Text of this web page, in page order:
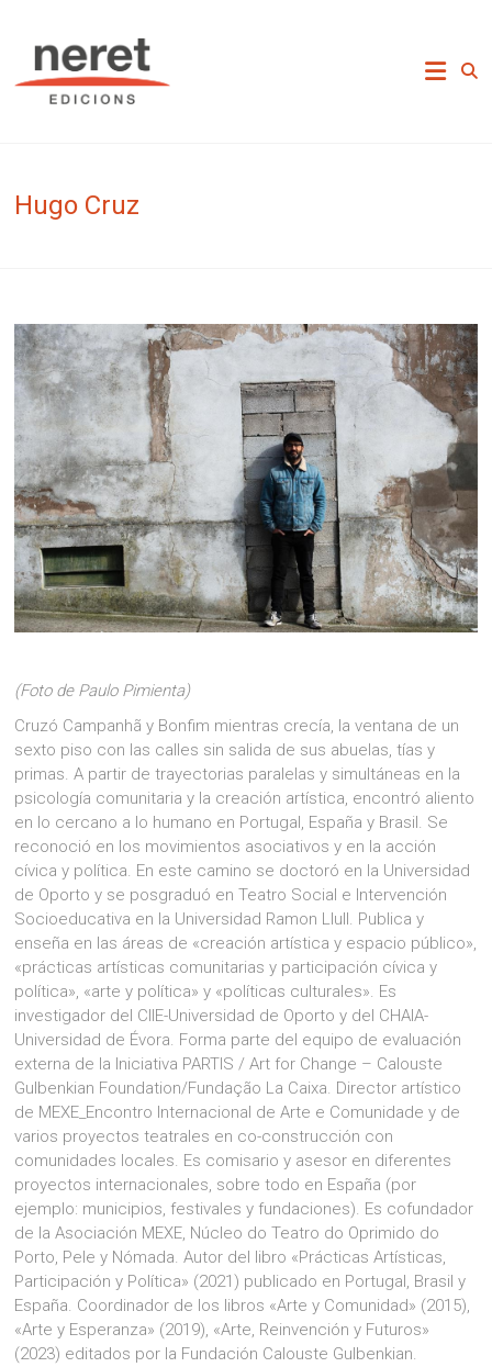
content
Neret Edicions
Hugo Cruz
(Foto de Paulo Pimienta)
Cruzó Campanhã y Bonfim mientras crecía, la ventana de un
sexto piso con las calles sin salida de sus abuelas, tías y
primas. A partir de trayectorias paralelas y simultáneas en la
psicología comunitaria y la creación artística, encontró aliento
en lo cercano a lo humano en Portugal, España y Brasil. Se
reconoció en los movimientos asociativos y en la acción
cívica y política. En este camino se doctoró en la Universidad
de Oporto y se posgraduó en Teatro Social e Intervención
Socioeducativa en la Universidad Ramon Llull. Publica y
enseña en las áreas de «creación artística y espacio público»,
«prácticas artísticas comunitarias y participación cívica y
política», «arte y política» y «políticas culturales». Es
investigador del CIIE-Universidad de Oporto y del CHAIA-
Universidad de Évora. Forma parte del equipo de evaluación
externa de la Iniciativa PARTIS / Art for Change – Calouste
Gulbenkian Foundation/Fundação La Caixa. Director artístico
de MEXE_Encontro Internacional de Arte e Comunidade y de
varios proyectos teatrales en co-construcción con
comunidades locales. Es comisario y asesor en diferentes
proyectos internacionales, sobre todo en España (por
ejemplo: municipios, festivales y fundaciones). Es cofundador
de la Asociación MEXE, Núcleo do Teatro do Oprimido do
Porto, Pele y Nómada. Autor del libro «Prácticas Artísticas,
Participación y Política» (2021) publicado en Portugal, Brasil y
España. Coordinador de los libros «Arte y Comunidad» (2015),
«Arte y Esperanza» (2019), «Arte, Reinvención y Futuros»
(2023) editados por la Fundación Calouste Gulbenkian.